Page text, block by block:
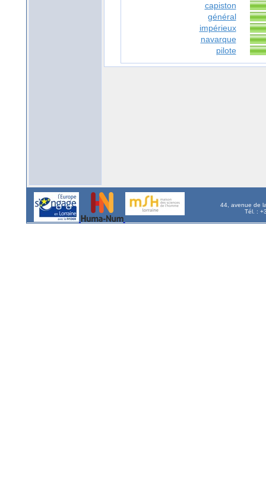
capiston
général
impérieux
navarque
pilote
44, avenue de
Tél. :